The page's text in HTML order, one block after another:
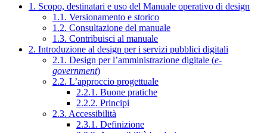
1. Scopo, destinatari e uso del Manuale operativo di design
1.1. Versionamento e storico
1.2. Consultazione del manuale
1.3. Contribuisci al manuale
2. Introduzione al design per i servizi pubblici digitali
2.1. Design per l’amministrazione digitale (e-
government)
2.2. L’approccio progettuale
2.2.1. Buone pratiche
2.2.2. Principi
2.3. Accessibilità
2.3.1. Definizione